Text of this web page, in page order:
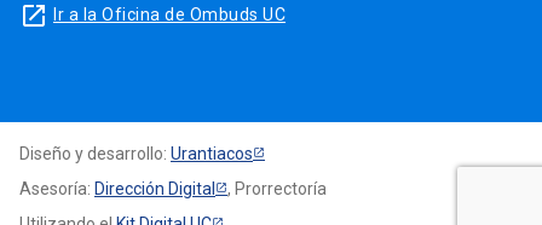
launch Ir a la Oficina de Ombuds UC
Diseño y desarrollo: Urantiacos
Asesoría: Dirección Digital
, Prorrectoría